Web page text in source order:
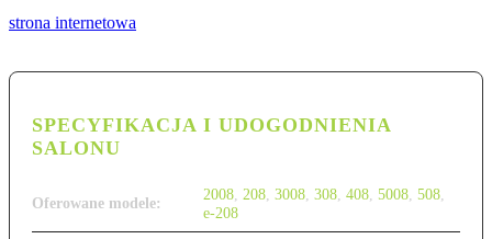
strona internetowa
SPECYFIKACJA I UDOGODNIENIA
SALONU
Oferowane modele: 2008 208 3008 308 408 5008 508
e-208